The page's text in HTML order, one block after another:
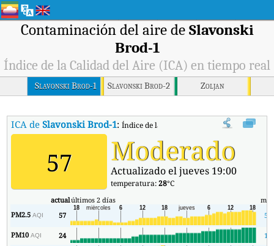
Contaminación del aire de Slavonski
Brod-1
Índice de la Calidad del Aire (ICA) en tiempo real
Slavonski Brod-1 Slavonski Brod-2 Zoljan
ICA deSlavonski Brod-1:Índice de la Calidad del Aire (ICA) de
57 Moderado
Actualizado el jueves 19:00
temperatura:28°C
actualúltimos 2 días
PM2.5AQI 57 50
PM10AQI 24
17